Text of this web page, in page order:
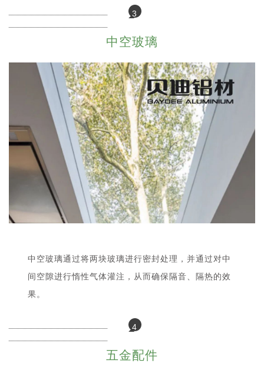
3
中空玻璃
中空玻璃通过将两块玻璃进行密封处理，并通过对中
间空隙进行惰性气体灌注，从而确保隔音、隔热的效
果。
4
五金配件